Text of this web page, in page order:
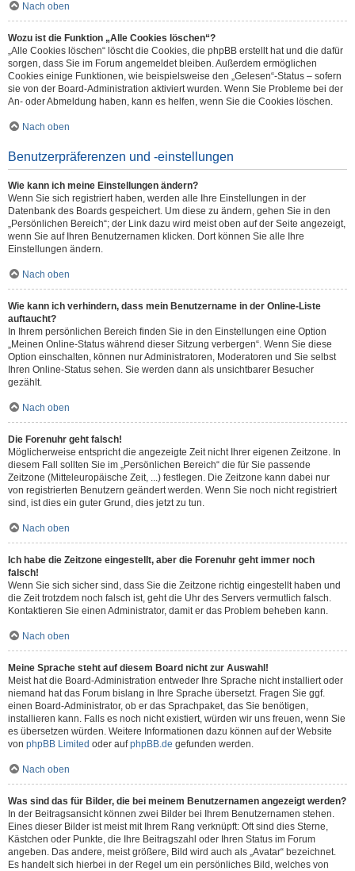
Nach oben
Wozu ist die Funktion „Alle Cookies löschen“?
„Alle Cookies löschen“ löscht die Cookies, die phpBB erstellt hat und die dafür
sorgen, dass Sie im Forum angemeldet bleiben. Außerdem ermöglichen
Cookies einige Funktionen, wie beispielsweise den „Gelesen“-Status – sofern
sie von der Board-Administration aktiviert wurden. Wenn Sie Probleme bei der
An- oder Abmeldung haben, kann es helfen, wenn Sie die Cookies löschen.
Nach oben
Benutzerpräferenzen und -einstellungen
Wie kann ich meine Einstellungen ändern?
Wenn Sie sich registriert haben, werden alle Ihre Einstellungen in der
Datenbank des Boards gespeichert. Um diese zu ändern, gehen Sie in den
„Persönlichen Bereich“; der Link dazu wird meist oben auf der Seite angezeigt,
wenn Sie auf Ihren Benutzernamen klicken. Dort können Sie alle Ihre
Einstellungen ändern.
Nach oben
Wie kann ich verhindern, dass mein Benutzername in der Online-Liste
auftaucht?
In Ihrem persönlichen Bereich finden Sie in den Einstellungen eine Option
„Meinen Online-Status während dieser Sitzung verbergen“. Wenn Sie diese
Option einschalten, können nur Administratoren, Moderatoren und Sie selbst
Ihren Online-Status sehen. Sie werden dann als unsichtbarer Besucher
gezählt.
Nach oben
Die Forenuhr geht falsch!
Möglicherweise entspricht die angezeigte Zeit nicht Ihrer eigenen Zeitzone. In
diesem Fall sollten Sie im „Persönlichen Bereich“ die für Sie passende
Zeitzone (Mitteleuropäische Zeit, ...) festlegen. Die Zeitzone kann dabei nur
von registrierten Benutzern geändert werden. Wenn Sie noch nicht registriert
sind, ist dies ein guter Grund, dies jetzt zu tun.
Nach oben
Ich habe die Zeitzone eingestellt, aber die Forenuhr geht immer noch
falsch!
Wenn Sie sich sicher sind, dass Sie die Zeitzone richtig eingestellt haben und
die Zeit trotzdem noch falsch ist, geht die Uhr des Servers vermutlich falsch.
Kontaktieren Sie einen Administrator, damit er das Problem beheben kann.
Nach oben
Meine Sprache steht auf diesem Board nicht zur Auswahl!
Meist hat die Board-Administration entweder Ihre Sprache nicht installiert oder
niemand hat das Forum bislang in Ihre Sprache übersetzt. Fragen Sie ggf.
einen Board-Administrator, ob er das Sprachpaket, das Sie benötigen,
installieren kann. Falls es noch nicht existiert, würden wir uns freuen, wenn Sie
es übersetzen würden. Weitere Informationen dazu können auf der Website
von phpBB Limited oder aufphpBB.de gefunden werden.
Nach oben
Was sind das für Bilder, die bei meinem Benutzernamen angezeigt werden?
In der Beitragsansicht können zwei Bilder bei Ihrem Benutzernamen stehen.
Eines dieser Bilder ist meist mit Ihrem Rang verknüpft: Oft sind dies Sterne,
Kästchen oder Punkte, die Ihre Beitragszahl oder Ihren Status im Forum
angeben. Das andere, meist größere, Bild wird auch als „Avatar“ bezeichnet.
Es handelt sich hierbei in der Regel um ein persönliches Bild, welches von